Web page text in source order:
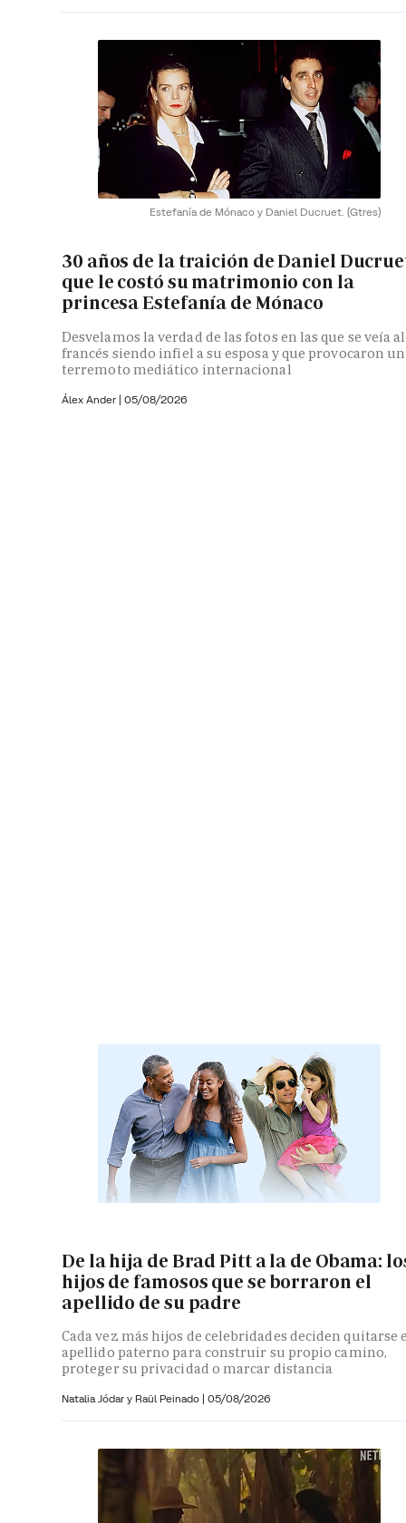
Estefanía de Mónaco y Daniel Ducruet. (Gtres)
30 años de la traición de Daniel
que le costó su matrimonio con la
princesa Estefanía de Mónaco
Desvelamos la verdad de las fotos en las que se veía al
francés siendo infiel a su esposa y que provocaron un
terremoto mediático internacional
Álex Ander | 05/08/2026
De la hija de Brad Pitt a la de Obama:
hijos de famosos que se borraron el
apellido de su padre
Cada vez más hijos de celebridades deciden quitarse
apellido paterno para construir su propio camino,
proteger su privacidad o marcar distancia
Natalia Jódar y Raül Peinado | 05/08/2026